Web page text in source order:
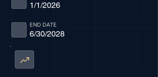
1/1/2026
6/30/2028
END DATE